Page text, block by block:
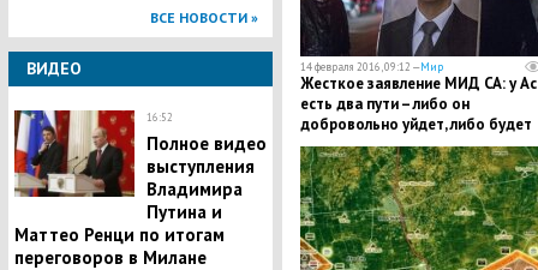
ВСЕ НОВОСТИ »
ВИДЕО
16:52
Полное видео
выступления
Владимира
Путина и
Маттео Ренци по итогам
переговоров в Милане
14 февраля 2016, 09:12 —Мир
Жесткое заявление МИД СА: у
есть два пути – либо он
добровольно уйдет, либо будет
свергнут силой